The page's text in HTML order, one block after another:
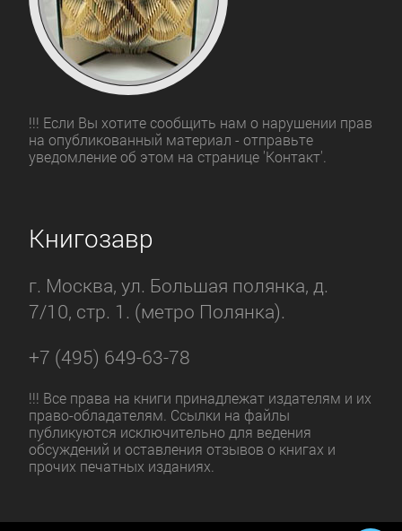
!!! Если Вы хотите сообщить нам о нарушении прав
на опубликованный материал - отправьте
уведомление об этом на странице 'Контакт'.
Книгозавр
г. Москва, ул. Большая полянка, д.
7/10, стр. 1. (метро Полянка).
+7 (495) 649-63-78
!!! Все права на книги принадлежат издателям и их
право-обладателям. Ссылки на файлы
публикуются исключительно для ведения
обсуждений и оставления отзывов о книгах и
прочих печатных изданиях.